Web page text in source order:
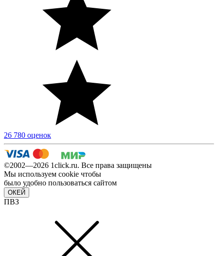
26 780 оценок
©2002—2026 1сlick.ru. Все права защищены
Мы используем cookie чтобы
было удобно пользоваться сайтом
ОКЕЙ
ПВЗ